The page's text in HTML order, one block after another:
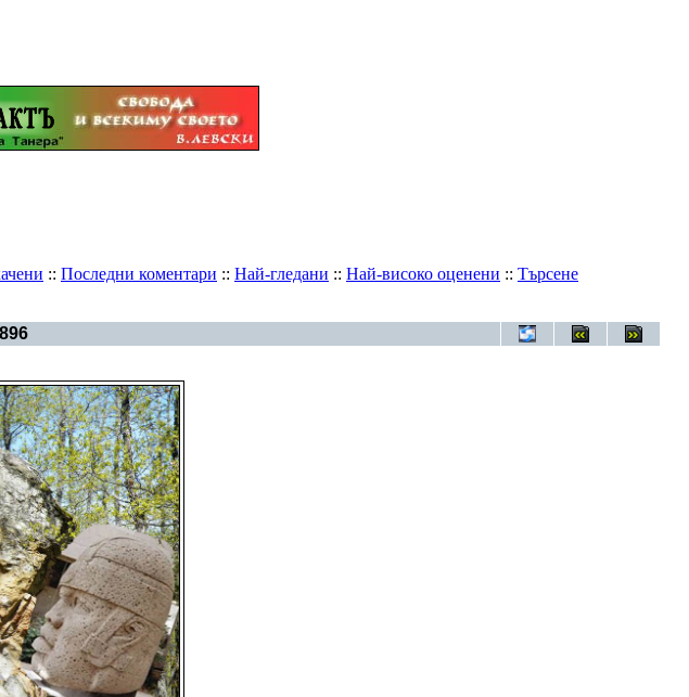
:: Последни коментари :: Най-гледани :: Най-високо оценени :: Търсене